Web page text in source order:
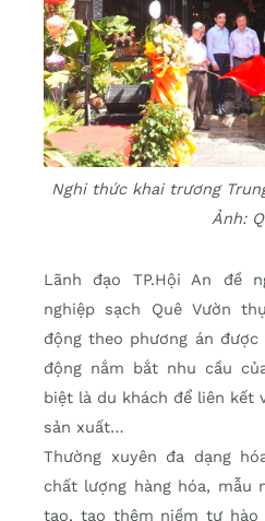
Nghi thức khai trương
Ảnh:
Lãnh đạo TP.Hội An đề
nghiệp sạch Quê Vườn
động theo phương án
động nắm bắt nhu cầu
biệt là du khách để liên kết
sản xuất…
Thường xuyên đa dạng
chất lượng hàng hóa, mẫu
tạo, tạo thêm niềm tự hào